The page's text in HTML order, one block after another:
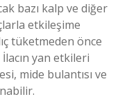
bazı kalp ve diğer
etkileşime
tüketmeden önce
yan etkileri
mide bulantısı ve